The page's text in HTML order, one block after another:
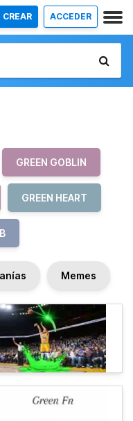
CREAR ACCEDER
GREEN GOBLIN
GREEN HEART
Memes